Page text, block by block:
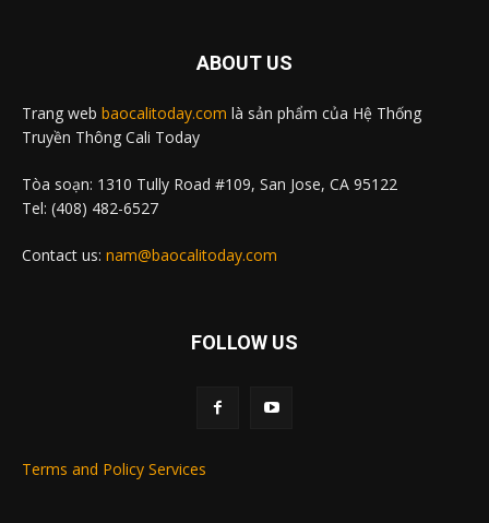
ABOUT US
Trang web baocalitoday.com là sản phẩm của Hệ Thống
Truyền Thông Cali Today
Tòa soạn: 1310 Tully Road #109, San Jose, CA 95122
Tel: (408) 482-6527
Contact us: nam@baocalitoday.com
FOLLOW US
Terms and Policy Services